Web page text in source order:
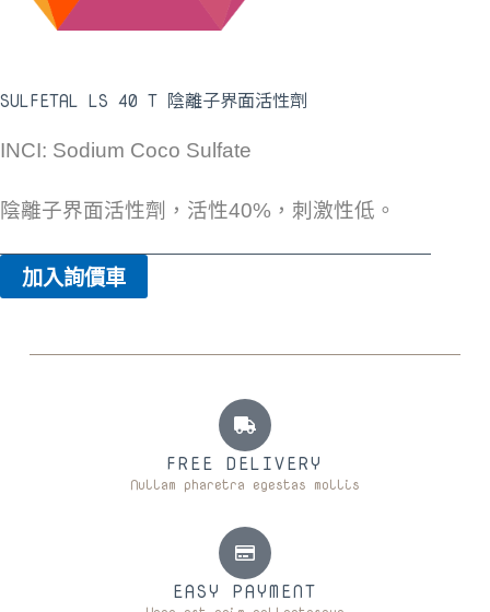
SULFETAL LS 40 T 陰離子界面活性劑
INCI: Sodium Coco Sulfate
陰離子界面活性劑，活性40%，刺激性低。
加入詢價車
FREE DELIVERY
Nullam pharetra egestas mollis
EASY PAYMENT